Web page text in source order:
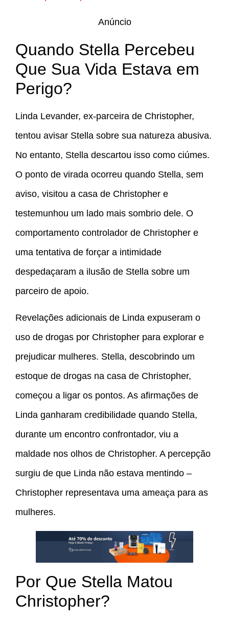
Anúncio
Quando Stella Percebeu
Que Sua Vida Estava em
Perigo?
Linda Levander, ex-parceira de Christopher,
tentou avisar Stella sobre sua natureza abusiva.
No entanto, Stella descartou isso como ciúmes.
O ponto de virada ocorreu quando Stella, sem
aviso, visitou a casa de Christopher e
testemunhou um lado mais sombrio dele. O
comportamento controlador de Christopher e
uma tentativa de forçar a intimidade
despedaçaram a ilusão de Stella sobre um
parceiro de apoio.
Revelações adicionais de Linda expuseram o
uso de drogas por Christopher para explorar e
prejudicar mulheres. Stella, descobrindo um
estoque de drogas na casa de Christopher,
começou a ligar os pontos. As afirmações de
Linda ganharam credibilidade quando Stella,
durante um encontro confrontador, viu a
maldade nos olhos de Christopher. A percepção
surgiu de que Linda não estava mentindo –
Christopher representava uma ameaça para as
mulheres.
Por Que Stella Matou
Christopher?